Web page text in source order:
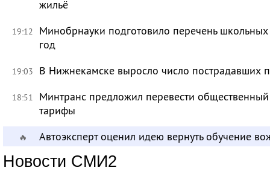
жильё
19:12
Минобрнауки подготовило перечень
год
19:03 В Нижнекамске выросло число пострадавших
18:51
Минтранс предложил перевести
тарифы
🔥 Автоэксперт оценил идею вернуть обучение
Новости СМИ2